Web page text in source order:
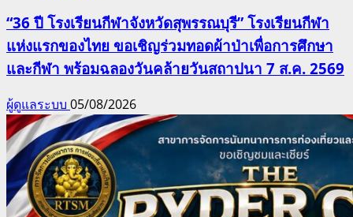
“36 ปี โรงเรียนกีฬาจังหวัดสุพรรณบุรี” โรงเรียนกีฬา
แห่งแรกของไทย ขอเชิญร่วมทอดผ้าป่าเพื่อการศึกษา
และกีฬา พร้อมฉลองวันคล้ายวันสถาปนา 7 ส.ค. 2569
ผู้ดูแลระบบ 05/08/2026